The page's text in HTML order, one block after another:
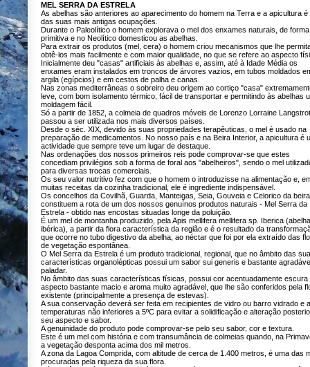
MEL SERRA DA ESTRELA
As abelhas são anteriores ao aparecimento do homem na Terra e a apicultura é
das suas mais antigas ocupações.
Durante o Paleolítico o homem explorava o mel dos enxames naturais, de forma
primitiva e no Neolítico domesticou as abelhas.
Para extrair os produtos (mel, cera) o homem criou mecanismos que lhe
obtê-los mais facilmente e com maior qualidade, no que se refere ao aspecto
Inicialmente deu "casas" artificiais às abelhas e, assim, até à Idade Média os
enxames eram instalados em troncos de árvores vazios, em tubos moldados
argila (egípcios) e em cestos de palha e canas.
Nas zonas mediterrâneas o sobreiro deu origem ao cortiço "casa"
leve, com bom isolamento térmico, fácil de transportar e permitindo às abelhas
moldagem fácil.
Só a partir de 1852, a colmeia de quadros móveis de Lorenzo Lorraine
passou a ser utilizada nos mais diversos países.
Desde o séc. XIX, devido às suas propriedades terapêuticas, o mel é usado na
preparação de medicamentos. No nosso país e na Beira Interior, a apicultura é
actividade que sempre teve um lugar de destaque.
Nas ordenações dos nossos primeiros reis pode comprovar-se que estes
concediam privilégios sob a forma de foral aos "abelheiros", sendo o mel
para diversas trocas comerciais.
Os seu valor nutritivo fez com que o homem o introduzisse na alimentação e,
muitas receitas da cozinha tradicional, ele é ingrediente indispensável.
Os concelhos da Covilhã, Guarda, Manteigas, Seia, Gouveia e Celorico da beira
constituem a rota de um dos nossos genuínos produtos naturais - Mel Serra da
Estrela - obtido nas encostas situadas longe da poluição.
É um mel de montanha produzido, pela Apis mellifera mellifera sp. Iberica (abelha
ibérica), a partir da flora característica da região e é o resultado da
que ocorre no tubo digestivo da abelha, ao néctar que foi por ela extraído das
de vegetação espontânea.
O Mel Serra da Estrela é um produto tradicional, regional, que no âmbito das
características organolépticas possui um sabor sui generis e bastante
paladar.
No âmbito das suas características físicas, possui cor acentuadamente escura
aspecto bastante macio e aroma muito agradável, que lhe são conferidos pela
existente (principalmente a presença de estevas).
A sua conservação deverá ser feita em recipientes de vidro ou barro vidrado e a
temperaturas não inferiores a 5ºC para evitar a solidificação e alteração
seu aspecto e sabor.
A genuinidade do produto pode comprovar-se pelo seu sabor, cor e textura.
Este é um mel com história e com transumância de colmeias quando, na
a vegetação desponta acima dos mil metros.
A zona da Lagoa Comprida, com altitude de cerca de 1.400 metros, é uma das
procuradas pela riqueza da sua flora.